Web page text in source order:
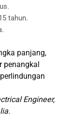
tahun.
panjang,
penangkal
Engineer,